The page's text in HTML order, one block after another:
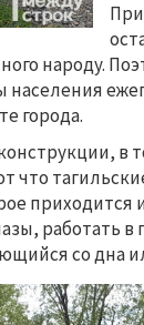
народу.
города.
работать
со дна